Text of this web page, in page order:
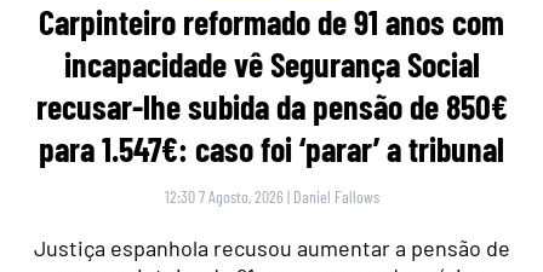
Carpinteiro reformado de 91 anos com
incapacidade vê Segurança Social
recusar-lhe subida da pensão de 850€
para 1.547€: caso foi ‘parar’ a tribunal
12:30 7 Agosto, 2026 | Daniel Fallows
Justiça espanhola recusou aumentar a pensão de